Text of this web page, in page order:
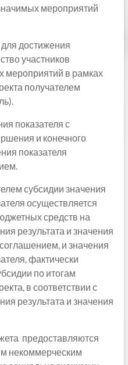
мероприятий
достижения
участников
мероприятий в рамках
получателем
показателя с
и конечного
показателя
субсидии значения
осуществляется
средств на
результата и значения
и значения
фактически
по итогам
в соответствии с
результата и значения
предоставляются
некоммерческим